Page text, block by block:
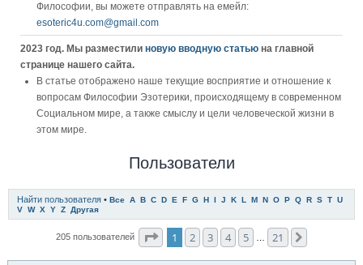
Философии, вы можете отправлять на емейл:
esoteric4u.com@gmail.com
2023 год. Мы разместили новую вводную статью на главной
странице нашего сайта.
В статье отображено наше текущие восприятие и отношение к
вопросам Философии Эзотерики, происходящему в современном
Социальном мире, а также смыслу и цели человеческой жизни в
этом мире.
Пользователи
Найти пользователя • Все A B C D E F G H I J K L M N O P Q R S T U
V W X Y Z Другая
205 пользователей Страница1 из
1 2 3 4 5 21